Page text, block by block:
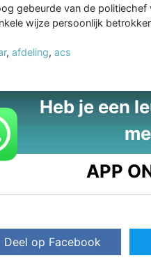
gebeurde van de
wijze persoonlijk
, afdeling, acs
Heb je een
APP
Deel op Facebook